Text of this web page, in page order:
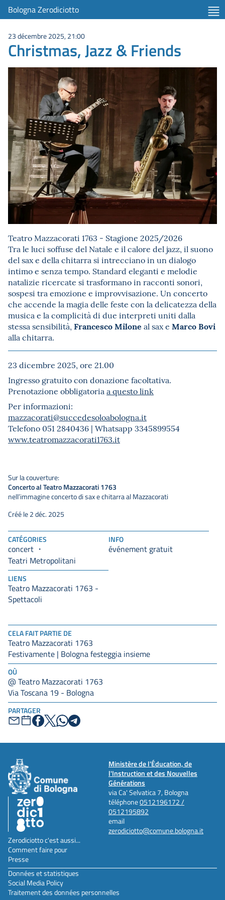
Bologna Zerodiciotto
CELA FAIT PARTIE DE
Teatro Mazzacorati 1763
Festivamente | Bologna festeggia insieme
OÙ
@ Teatro Mazzacorati 1763
Via Toscana 19 - Bologna
PARTAGER
23 décembre 2025, 21:00
Christmas, Jazz & Friends
Teatro Mazzacorati 1763 - Stagione 2025/2026
Tra le luci soffuse del Natale e il calore del jazz, il suono
del sax e della chitarra si intrecciano in un dialogo
intimo e senza tempo. Standard eleganti e melodie
natalizie ricercate si trasformano in racconti sonori,
sospesi tra emozione e improvvisazione. Un concerto
che accende la magia delle feste con la delicatezza della
musica e la complicità di due interpreti uniti dalla
stessa sensibilità, Francesco Milone al sax e Marco Bovi
alla chitarra.
23 dicembre 2025, ore 21.00
Ingresso gratuito con donazione facoltativa.
Prenotazione obbligatoria a questo link
Per informazioni:
mazzacorati@succedesoloabologna.it
Telefono 051 2840436 | Whatsapp 3345899554
www.teatromazzacorati1763.it
CATÉGORIES
concert
Teatri Metropolitani
INFO
événement gratuit
LIENS
Teatro Mazzacorati 1763 -
Spettacoli
Sur la couverture:
Concerto al Teatro Mazzacorati 1763
nell’immagine concerto di sax e chitarra al Mazzacorati
Créé le 2 déc. 2025
Ministère de l'Éducation, de
l'Instruction et des Nouvelles
Générations
via Ca' Selvatica 7, Bologna
téléphone0512196172 /
0512195892
email
zerodiciotto@comune.bologna.it
Zerodiciotto c'est aussi...
Comment faire pour
Presse
Données et statistiques
Social Media Policy
Traitement des données personnelles